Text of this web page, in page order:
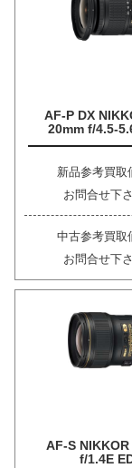
AF-P DX
20mm f/4.5-
新品参考買取
お問合せ下
中古参考買取
お問合せ下
AF-S
f/1.4E